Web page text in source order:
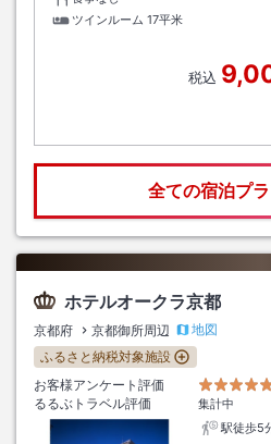
ツインルーム 17平米
税込
全ての宿泊プ
ホテルオークラ京都
京都府 京都御所周辺
地図
ふるさと納税対象施設
お客様アンケート評価
るるぶトラベル評価
集計中
駅徒歩5